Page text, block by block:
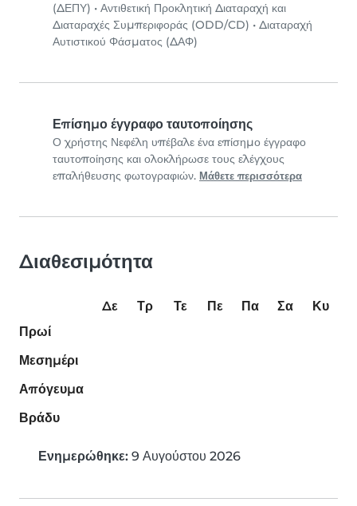
(ΔΕΠΥ) • Αντιθετική Προκλητική Διαταραχή και
Διαταραχές Συμπεριφοράς (ODD/CD) • Διαταραχή
Αυτιστικού Φάσματος (ΔΑΦ)
Επίσημο έγγραφο ταυτοποίησης
Ο χρήστης Νεφέλη υπέβαλε ένα επίσημο έγγραφο
ταυτοποίησης και ολοκλήρωσε τους ελέγχους
επαλήθευσης φωτογραφιών. Μάθετε περισσότερα
Διαθεσιμότητα
Δε Τρ Τε Πε Πα Σα
Κυ
Πρωί
Μεσημέρι
Απόγευμα
Βράδυ
Ενημερώθηκε: 9 Αυγούστου 2026